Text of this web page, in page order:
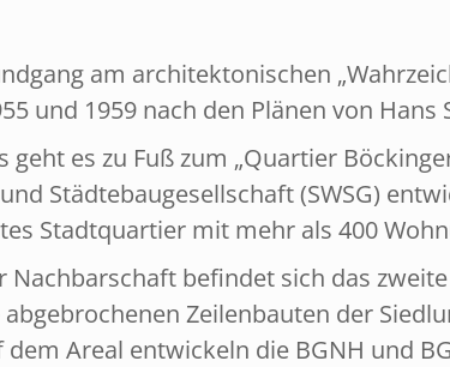
am architektonischen
und 1959 nach den Plänen von
geht es zu Fuß zum „Quartier
Städtebaugesellschaft (SWSG)
Stadtquartier mit mehr als 400
Nachbarschaft befindet sich das
Zeilenbauten der
Areal entwickeln die BGNH und